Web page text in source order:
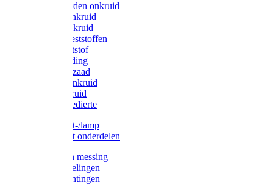
Protect Garden onkruid
Diversen onkruid
Solabiol onkruid
Solabiol meststoffen
Pokon meststof
Pokon voeding
Pokon graszaad
Roundup onkruid
Pokon onkruid
Pokon ongedierte
Vliegenkast-/lamp
Vliegenkast onderdelen
Zuigkorven messing
Geka koppelingen
Geka afdichtingen